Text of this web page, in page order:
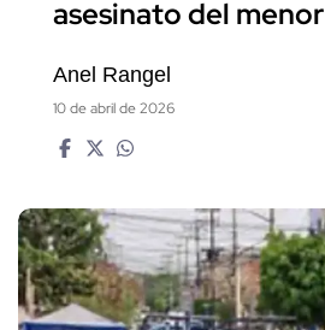
asesinato del menor
Anel Rangel
10 de abril de 2026